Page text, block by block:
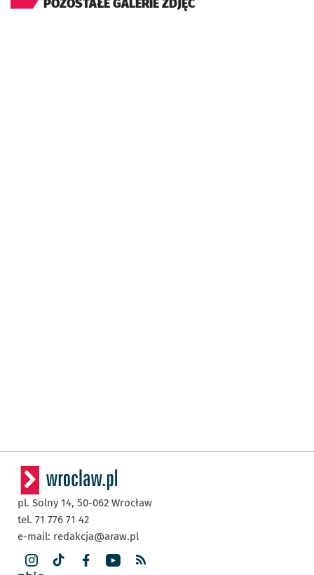
POZOSTAŁE GALERIE ZDJĘĆ
pl. Solny 14, 50-062 Wrocław
tel. 71 776 71 42
e-mail: redakcja@araw.pl